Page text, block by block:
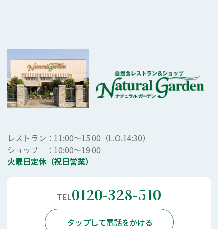
レストラン：11:00～15:00（L.O.14:30）
ショップ ：10:00～19:00
火曜日定休（祝日営業）
TEL0120-328-510
タップして電話をかける